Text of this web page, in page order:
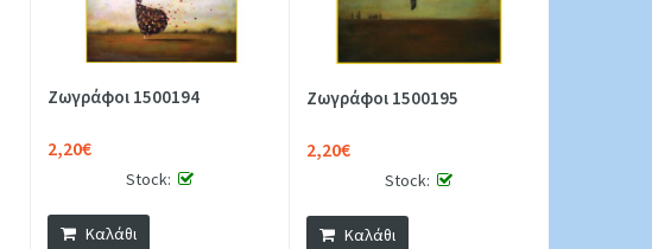
Ζωγράφοι 1500194
2,20€
Stock:
Καλάθι
Ζωγράφοι 1500195
2,20€
Stock:
Καλάθι